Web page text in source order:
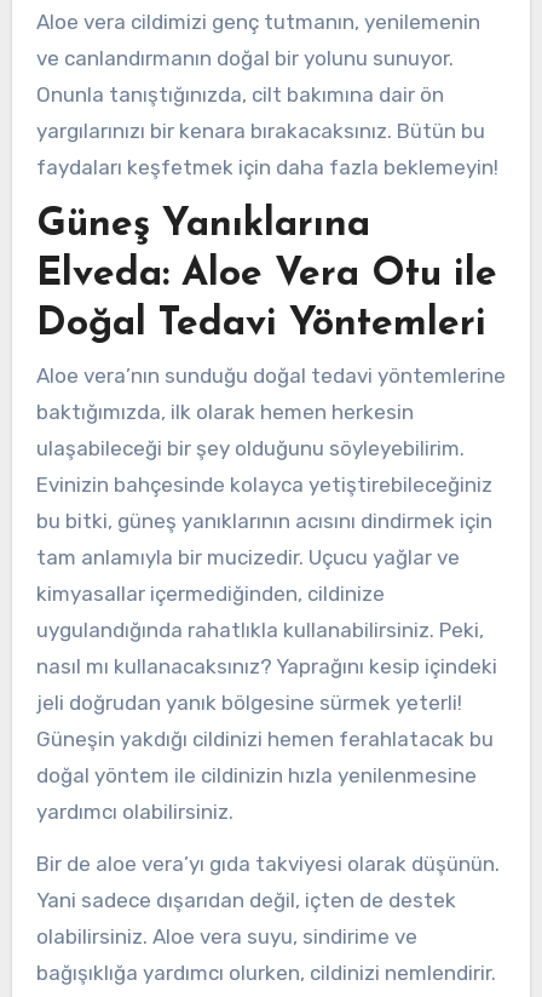
Aloe vera cildimizi genç tutmanın, yenilemenin
ve canlandırmanın doğal bir yolunu sunuyor.
Onunla tanıştığınızda, cilt bakımına dair ön
yargılarınızı bir kenara bırakacaksınız. Bütün bu
faydaları keşfetmek için daha fazla beklemeyin!
Güneş Yanıklarına
Elveda: Aloe Vera Otu ile
Doğal Tedavi Yöntemleri
Aloe vera’nın sunduğu doğal tedavi yöntemlerine
baktığımızda, ilk olarak hemen herkesin
ulaşabileceği bir şey olduğunu söyleyebilirim.
Evinizin bahçesinde kolayca yetiştirebileceğiniz
bu bitki, güneş yanıklarının acısını dindirmek için
tam anlamıyla bir mucizedir. Uçucu yağlar ve
kimyasallar içermediğinden, cildinize
uygulandığında rahatlıkla kullanabilirsiniz. Peki,
nasıl mı kullanacaksınız? Yaprağını kesip içindeki
jeli doğrudan yanık bölgesine sürmek yeterli!
Güneşin yakdığı cildinizi hemen ferahlatacak bu
doğal yöntem ile cildinizin hızla yenilenmesine
yardımcı olabilirsiniz.
Bir de aloe vera’yı gıda takviyesi olarak düşünün.
Yani sadece dışarıdan değil, içten de destek
olabilirsiniz. Aloe vera suyu, sindirime ve
bağışıklığa yardımcı olurken, cildinizi nemlendirir.